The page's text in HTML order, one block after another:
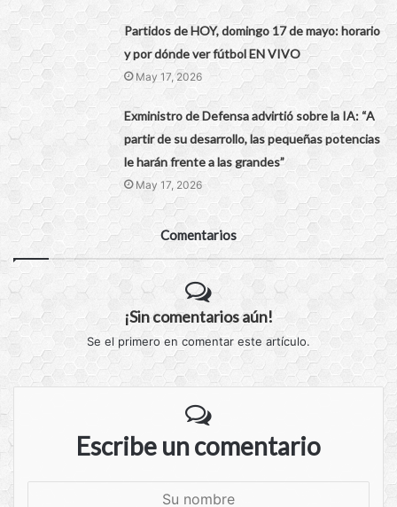
Partidos de HOY, domingo 17 de mayo: horario
y por dónde ver fútbol EN VIVO
May 17, 2026
Exministro de Defensa advirtió sobre la IA: “A
partir de su desarrollo, las pequeñas potencias
le harán frente a las grandes”
May 17, 2026
Comentarios
¡Sin comentarios aún!
Se el primero en comentar este artículo.
Escribe un comentario